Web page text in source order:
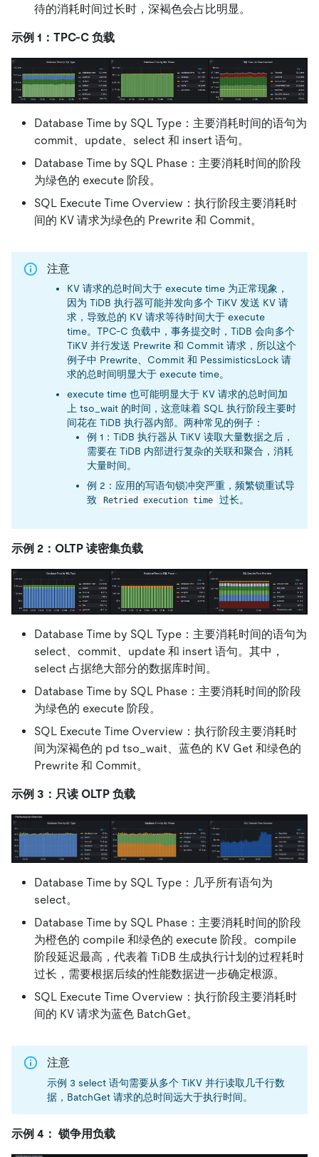
待的消耗时间过长时，深褐色会占比明显。
示例 1：TPC-C 负载
Database Time by SQL Type：主要消耗时间的语句为
commit、update、select 和 insert 语句。
Database Time by SQL Phase：主要消耗时间的阶段
为绿色的 execute 阶段。
SQL Execute Time Overview：执行阶段主要消耗时
间的 KV 请求为绿色的 Prewrite 和 Commit。
注意
KV 请求的总时间大于 execute time 为正常现象，
因为 TiDB 执行器可能并发向多个 TiKV 发送 KV 请
求，导致总的 KV 请求等待时间大于 execute
time。TPC-C 负载中，事务提交时，TiDB 会向多个
TiKV 并行发送 Prewrite 和 Commit 请求，所以这个
例子中 Prewrite、Commit 和 PessimisticsLock 请
求的总时间明显大于 execute time。
execute time 也可能明显大于 KV 请求的总时间加
上 tso_wait 的时间，这意味着 SQL 执行阶段主要时
间花在 TiDB 执行器内部。两种常见的例子：
例 1：TiDB 执行器从 TiKV 读取大量数据之后，
需要在 TiDB 内部进行复杂的关联和聚合，消耗
大量时间。
例 2：应用的写语句锁冲突严重，频繁锁重试导
致
Retried execution time 过长。
示例 2：OLTP 读密集负载
Database Time by SQL Type：主要消耗时间的语句为
select、commit、update 和 insert 语句。其中，
select 占据绝大部分的数据库时间。
Database Time by SQL Phase：主要消耗时间的阶段
为绿色的 execute 阶段。
SQL Execute Time Overview：执行阶段主要消耗时
间为深褐色的 pd tso_wait、蓝色的 KV Get 和绿色的
Prewrite 和 Commit。
示例 3：只读 OLTP 负载
Database Time by SQL Type：几乎所有语句为
select。
Database Time by SQL Phase：主要消耗时间的阶段
为橙色的 compile 和绿色的 execute 阶段。compile
阶段延迟最高，代表着 TiDB 生成执行计划的过程耗时
过长，需要根据后续的性能数据进一步确定根源。
SQL Execute Time Overview：执行阶段主要消耗时
间的 KV 请求为蓝色 BatchGet。
注意
示例 3 select 语句需要从多个 TiKV 并行读取几千行数
据，BatchGet 请求的总时间远大于执行时间。
示例 4： 锁争用负载